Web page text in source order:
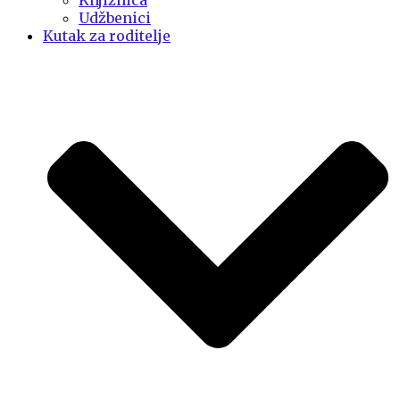
Udžbenici
Kutak za roditelje